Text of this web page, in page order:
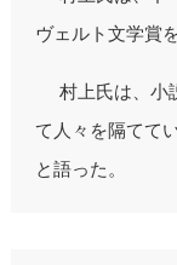
ヴェルト文学賞
村上氏は、小
て人々を隔てて
と語った。